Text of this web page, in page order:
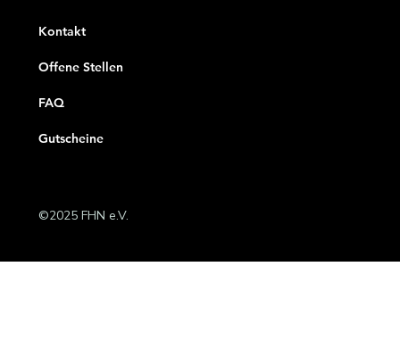
Kontakt
Offene Stellen
FAQ
Gutscheine
©2025 FHN e.V.